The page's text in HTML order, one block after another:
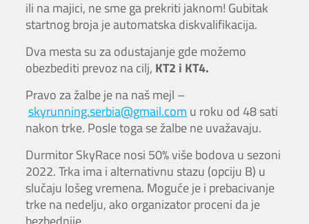
ili na majici, ne sme ga prekriti jaknom! Gubitak
startnog broja je automatska diskvalifikacija.
Dva mesta su za odustajanje gde možemo
obezbediti prevoz na cilj, KT2 i KT4.
Pravo za žalbe je na naš mejl –
skyrunning.serbia@gmail.com u roku od 48 sati
nakon trke. Posle toga se žalbe ne uvažavaju.
Durmitor SkyRace nosi 50% više bodova u sezoni
2022. Trka ima i alternativnu stazu (opciju B) u
slučaju lošeg vremena. Moguće je i prebacivanje
trke na nedelju, ako organizator proceni da je